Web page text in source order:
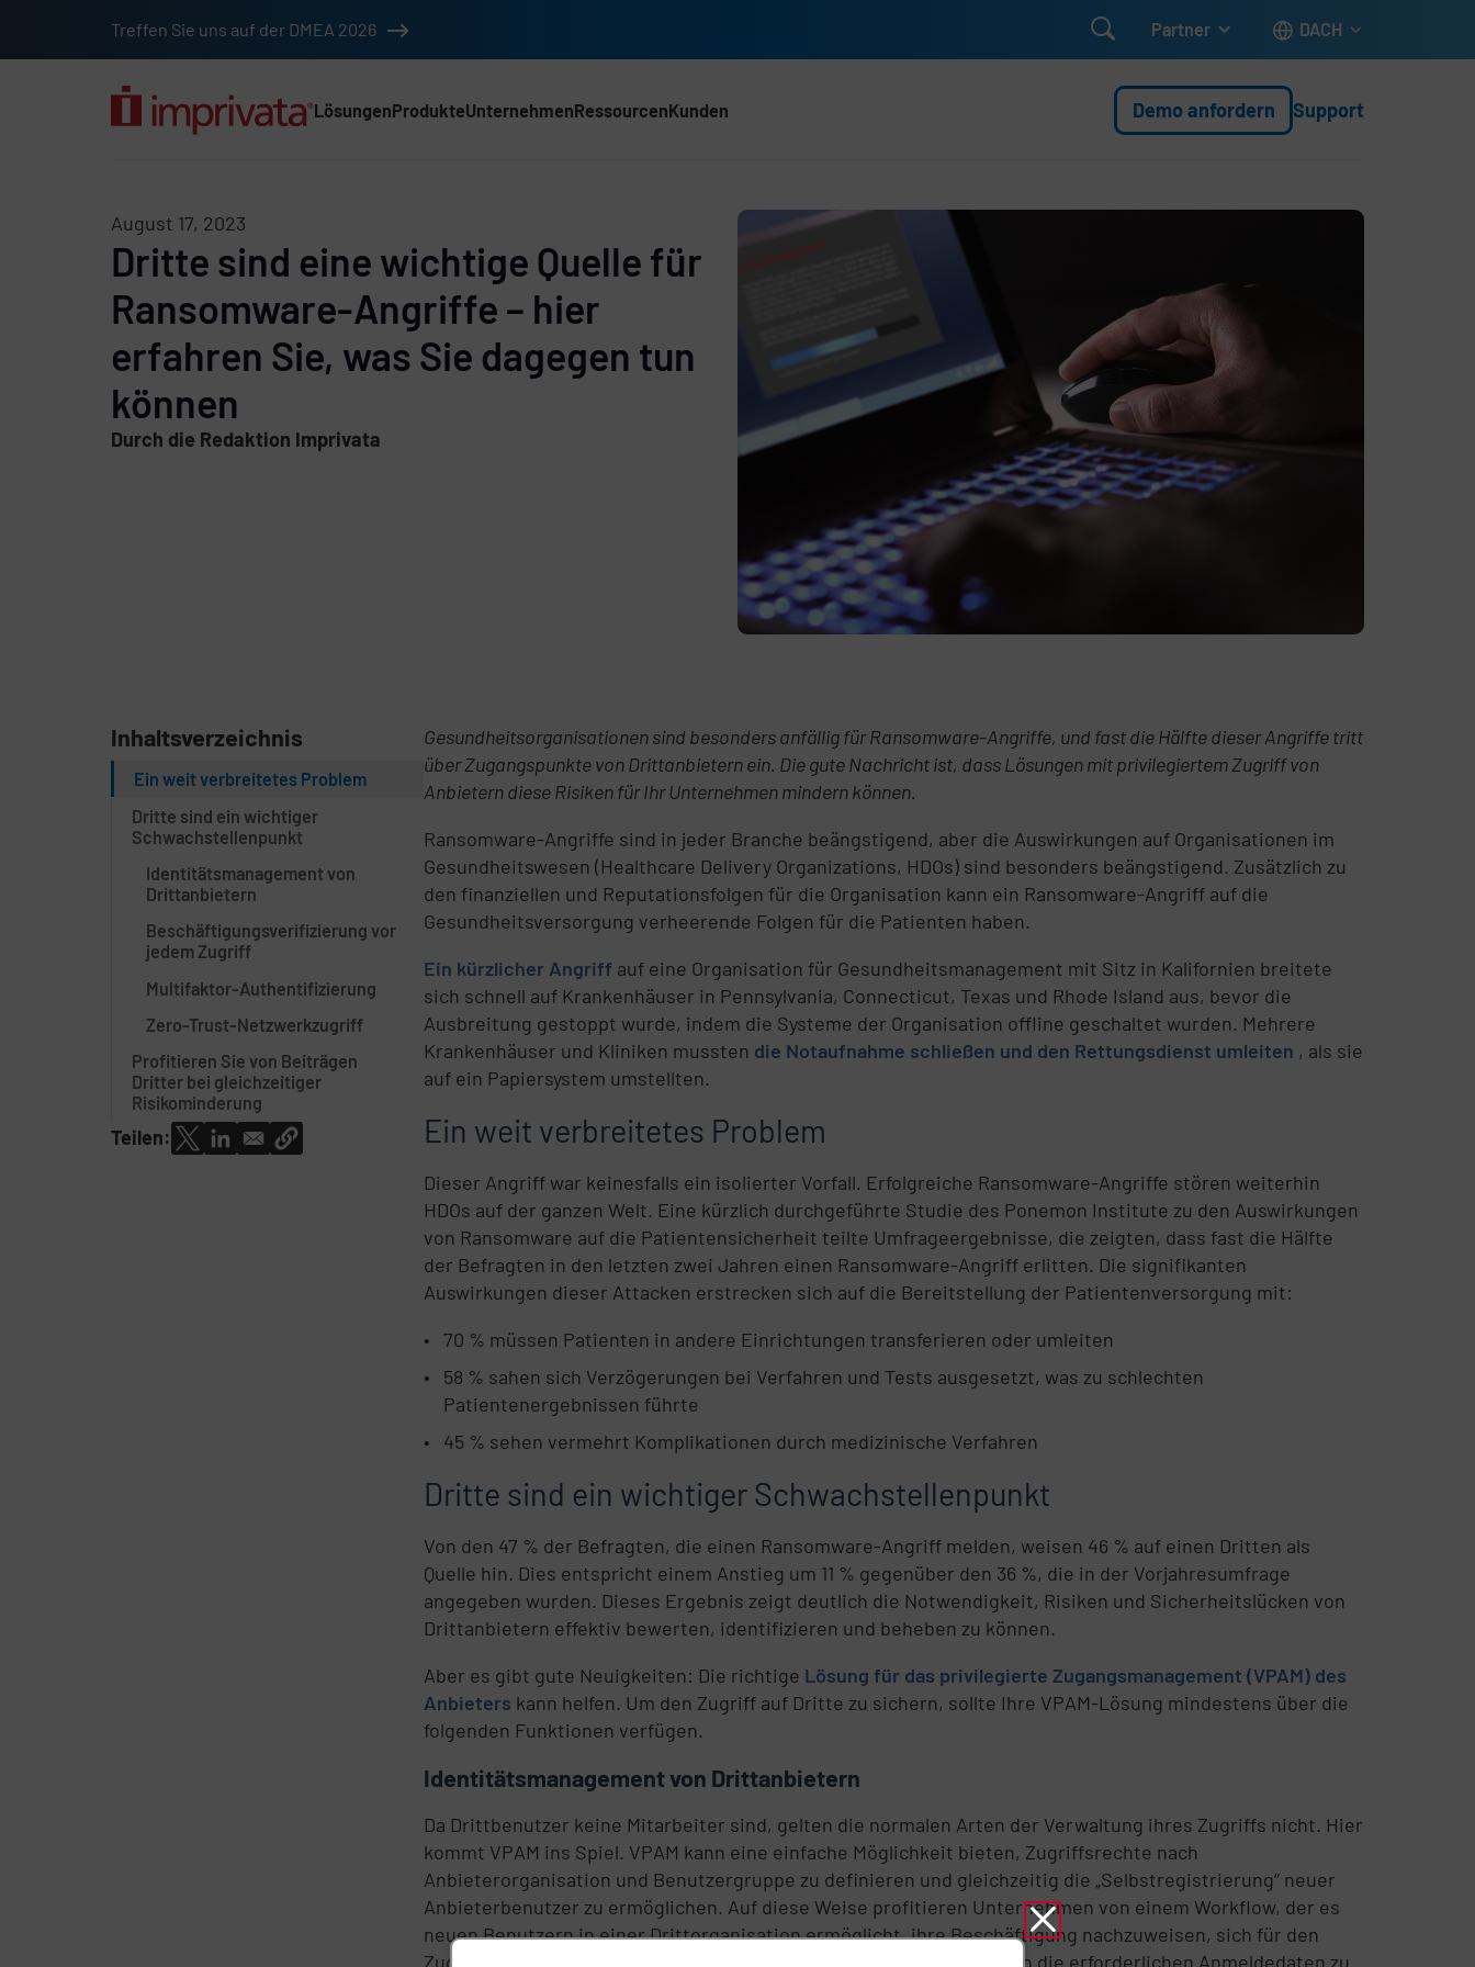
Treffen Sie uns auf der DMEA 2026  Partner DACH
LösungenProdukteUnternehmenRessourcenKunden Demo anfordern Support
August 17, 2023
Dritte sind eine wichtige Quelle für
Ransomware-Angriffe – hier
erfahren Sie, was Sie dagegen tun
können
Durch die Redaktion Imprivata
Inhaltsverzeichnis
Ein weit verbreitetes Problem
Dritte sind ein wichtiger
Schwachstellenpunkt
Identitätsmanagement von
Drittanbietern
Beschäftigungsverifizierung vor
jedem Zugriff
Multifaktor-Authentifizierung
Zero-Trust-Netzwerkzugriff
Profitieren Sie von Beiträgen
Dritter bei gleichzeitiger
Risikominderung
Teilen:
Gesundheitsorganisationen sind besonders anfällig für Ransomware-Angriffe, und fast die Hälfte dieser Angriffe tritt
über Zugangspunkte von Drittanbietern ein. Die gute Nachricht ist, dass Lösungen mit privilegiertem Zugriff von
Anbietern diese Risiken für Ihr Unternehmen mindern können.
Ransomware-Angriffe sind in jeder Branche beängstigend, aber die Auswirkungen auf Organisationen im
Gesundheitswesen (Healthcare Delivery Organizations, HDOs) sind besonders beängstigend. Zusätzlich zu
den finanziellen und Reputationsfolgen für die Organisation kann ein Ransomware-Angriff auf die
Gesundheitsversorgung verheerende Folgen für die Patienten haben.
Ein kürzlicher Angriff auf eine Organisation für Gesundheitsmanagement mit Sitz in Kalifornien breitete
sich schnell auf Krankenhäuser in Pennsylvania, Connecticut, Texas und Rhode Island aus, bevor die
Ausbreitung gestoppt wurde, indem die Systeme der Organisation offline geschaltet wurden. Mehrere
Krankenhäuser und Kliniken mussten die Notaufnahme schließen und den Rettungsdienst umleiten , als sie
auf ein Papiersystem umstellten.
Ein weit verbreitetes Problem
Dieser Angriff war keinesfalls ein isolierter Vorfall. Erfolgreiche Ransomware-Angriffe stören weiterhin
HDOs auf der ganzen Welt. Eine kürzlich durchgeführte Studie des Ponemon Institute zu den Auswirkungen
von Ransomware auf die Patientensicherheit teilte Umfrageergebnisse, die zeigten, dass fast die Hälfte
der Befragten in den letzten zwei Jahren einen Ransomware-Angriff erlitten. Die signifikanten
Auswirkungen dieser Attacken erstrecken sich auf die Bereitstellung der Patientenversorgung mit:
70 % müssen Patienten in andere Einrichtungen transferieren oder umleiten
58 % sahen sich Verzögerungen bei Verfahren und Tests ausgesetzt, was zu schlechten
Patientenergebnissen führte
45 % sehen vermehrt Komplikationen durch medizinische Verfahren
Dritte sind ein wichtiger Schwachstellenpunkt
Von den 47 % der Befragten, die einen Ransomware-Angriff melden, weisen 46 % auf einen Dritten als
Quelle hin. Dies entspricht einem Anstieg um 11 % gegenüber den 36 %, die in der Vorjahresumfrage
angegeben wurden. Dieses Ergebnis zeigt deutlich die Notwendigkeit, Risiken und Sicherheitslücken von
Drittanbietern effektiv bewerten, identifizieren und beheben zu können.
Aber es gibt gute Neuigkeiten: Die richtige Lösung für das privilegierte Zugangsmanagement (VPAM) des
Anbieters kann helfen. Um den Zugriff auf Dritte zu sichern, sollte Ihre VPAM-Lösung mindestens über die
folgenden Funktionen verfügen.
Identitätsmanagement von Drittanbietern
Da Drittbenutzer keine Mitarbeiter sind, gelten die normalen Arten der Verwaltung ihres Zugriffs nicht. Hier
kommt VPAM ins Spiel. VPAM kann eine einfache Möglichkeit bieten, Zugriffsrechte nach
Anbieterorganisation und Benutzergruppe zu definieren und gleichzeitig die „Selbstregistrierung“ neuer
Anbieterbenutzer zu ermöglichen. Auf diese Weise profitieren Unternehmen von einem Workflow, der es
neuen Benutzern in einer Drittorganisation ermöglicht, ihre Beschäftigung nachzuweisen, sich für den
Zugriff zu registrieren, den Grund für den Zugriff anzugeben und dann die erforderlichen Anmeldedaten zu